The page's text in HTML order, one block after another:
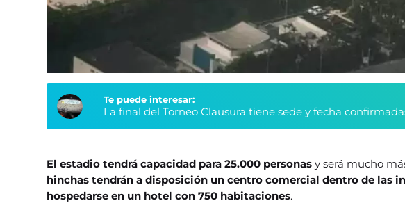
Te puede interesar:
La final del Torneo Clausura tiene sede y fecha
El estadio tendrá capacidad para 25.000 personas y será mucho
hinchas tendrán a disposición un centro comercial dentro de las
hospedarse en un hotel con 750 habitaciones.